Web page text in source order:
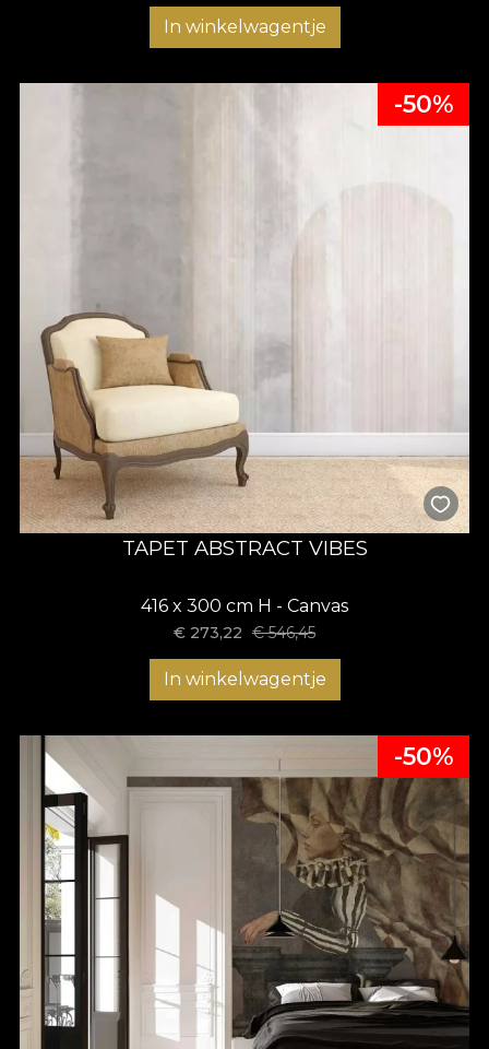
In winkelwagentje
-50%
TAPET ABSTRACT VIBES
416 x 300 cm H - Canvas
€ 273,22 €546,45
In winkelwagentje
-50%